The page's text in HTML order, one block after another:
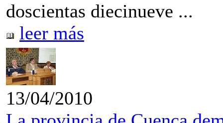
doscientas diecinueve ...
leer más
13/04/2010